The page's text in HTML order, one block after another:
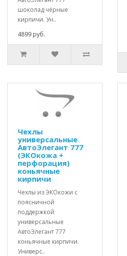
шоколад чёрные
кирпичи. Ун..
4899 руб.
Чехлы
универсальные
АвтоЭлегант 777
(ЭКОкожа +
перфорация)
коньячные
кирпичи
Чехлы из ЭКОкожи с
поясничной
поддержкой
универсальные
АвтоЭлегант 777
коньячные кирпичи.
Универс..